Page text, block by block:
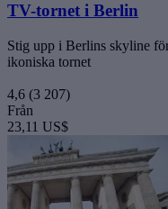
TV-tornet i Berlin
Stig upp i Berlins skyline
ikoniska tornet
4,6 (3 207)
Från
23,11 US$